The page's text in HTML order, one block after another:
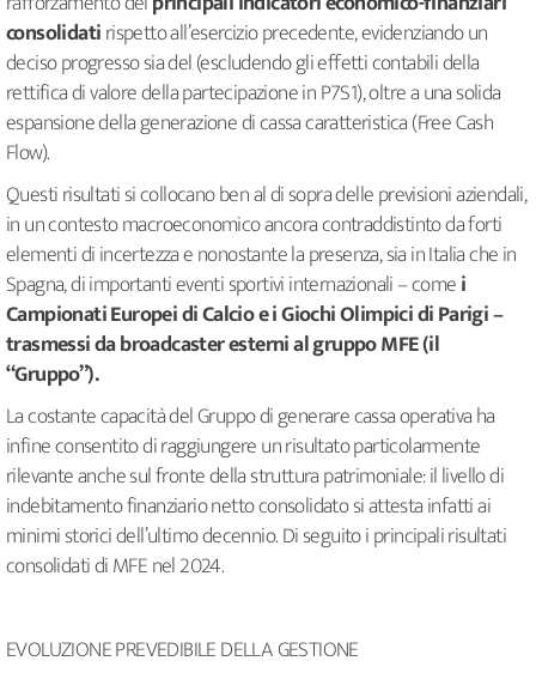
consolidatirispetto all’esercizio precedente, evidenziando un
deciso progresso sia del (escludendo gli effetti contabili della
rettifica di valore della partecipazione in P7S1), oltre a una solida
espansione della generazione di cassa caratteristica (Free Cash
Flow).
Questi risultati si collocano ben al di sopra delle previsioni aziendali,
in un contesto macroeconomico ancora contraddistinto da forti
elementi di incertezza e nonostante la presenza, sia in Italia che in
Spagna, di importanti eventi sportivi internazionali – comei
Campionati Europei di Calcio e i Giochi Olimpici di Parigi –
trasmessi da broadcaster esterni al gruppo MFE (il
“Gruppo”).
La costante capacità del Gruppo di generare cassa operativa ha
infine consentito di raggiungere un risultato particolarmente
rilevante anche sul fronte della struttura patrimoniale: il livello di
indebitamento finanziario netto consolidato si attesta infatti ai
minimi storici dell’ultimo decennio. Di seguito i principali risultati
consolidati di MFE nel 2024.
EVOLUZIONE PREVEDIBILE DELLA GESTIONE